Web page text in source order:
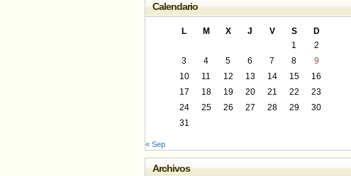
Calendario
L M X J V S
D
1
2
3
4 5 6 7 8
9
10
11 12 13 14 15
16
17
18 19 20 21 22
23
24
25 26 27 28 29
30
31
« Sep
Archivos